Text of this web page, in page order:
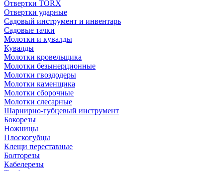
Отвертки TORX
Отвертки ударные
Садовый инструмент и инвентарь
Садовые тачки
Молотки и кувалды
Кувалды
Молотки кровельщика
Молотки безынерционные
Молотки гвоздодеры
Молотки каменщика
Молотки сборочные
Молотки слесарные
Шарнирно-губцевый инструмент
Бокорезы
Ножницы
Плоскогубцы
Клещи переставные
Болторезы
Кабелерезы